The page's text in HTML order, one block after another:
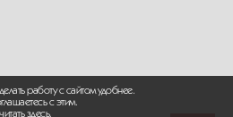
работу с сайтом удобнее.
с этим.
здесь.